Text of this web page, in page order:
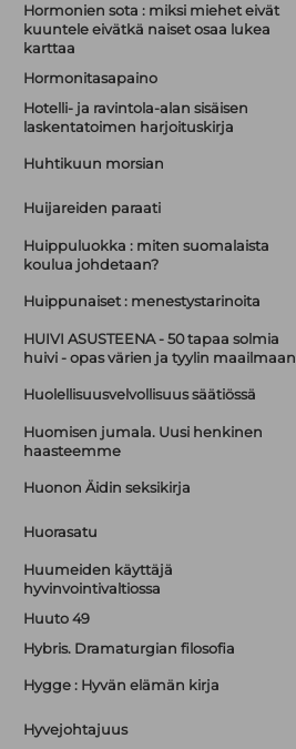
Hormonien sota : miksi miehet eivät
kuuntele eivätkä naiset osaa lukea
karttaa
Hormonitasapaino
Hotelli- ja ravintola-alan sisäisen
laskentatoimen harjoituskirja
Huhtikuun morsian
Huijareiden paraati
Huippuluokka : miten suomalaista
koulua johdetaan?
Huippunaiset : menestystarinoita
HUIVI ASUSTEENA - 50 tapaa solmia
huivi - opas värien ja tyylin maailmaan
Huolellisuusvelvollisuus säätiössä
Huomisen jumala. Uusi henkinen
haasteemme
Huonon Äidin seksikirja
Huorasatu
Huumeiden käyttäjä
hyvinvointivaltiossa
Huuto 49
Hybris. Dramaturgian filosofia
Hygge : Hyvän elämän kirja
Hyvejohtajuus